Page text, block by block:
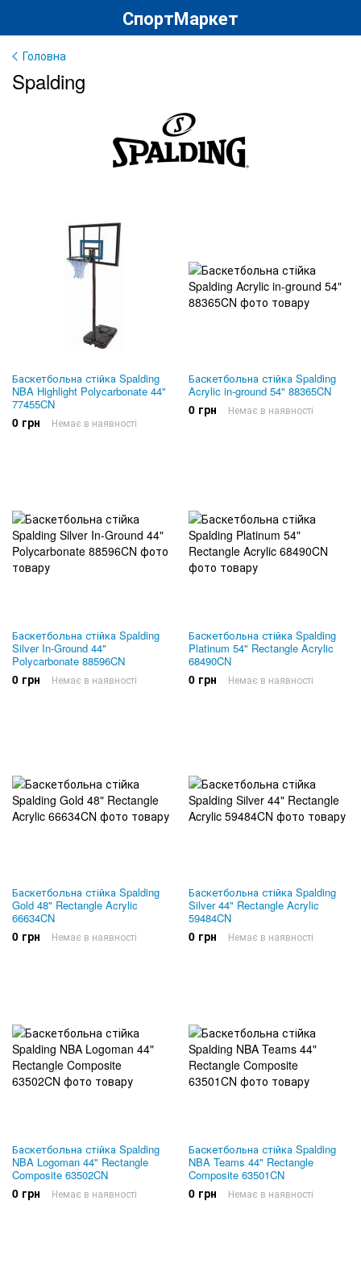
СпортМаркет
Головна
Spalding
Баскетбольна стійка Spalding
NBA Highlight Polycarbonate 44"
77455CN
0 грн Немає в наявності
Баскетбольна стійка Spalding
Acrylic in-ground 54" 88365CN
0 грн Немає в наявності
Баскетбольна стійка Spalding
Silver In-Ground 44"
Polycarbonate 88596CN
0 грн Немає в наявності
Баскетбольна стійка Spalding
Platinum 54" Rectangle Acrylic
68490CN
0 грн Немає в наявності
Баскетбольна стійка Spalding
Gold 48" Rectangle Acrylic
66634CN
0 грн Немає в наявності
Баскетбольна стійка Spalding
Silver 44" Rectangle Acrylic
59484CN
0 грн Немає в наявності
Баскетбольна стійка Spalding
NBA Logoman 44" Rectangle
Composite 63502CN
0 грн Немає в наявності
Баскетбольна стійка Spalding
NBA Teams 44" Rectangle
Composite 63501CN
0 грн Немає в наявності